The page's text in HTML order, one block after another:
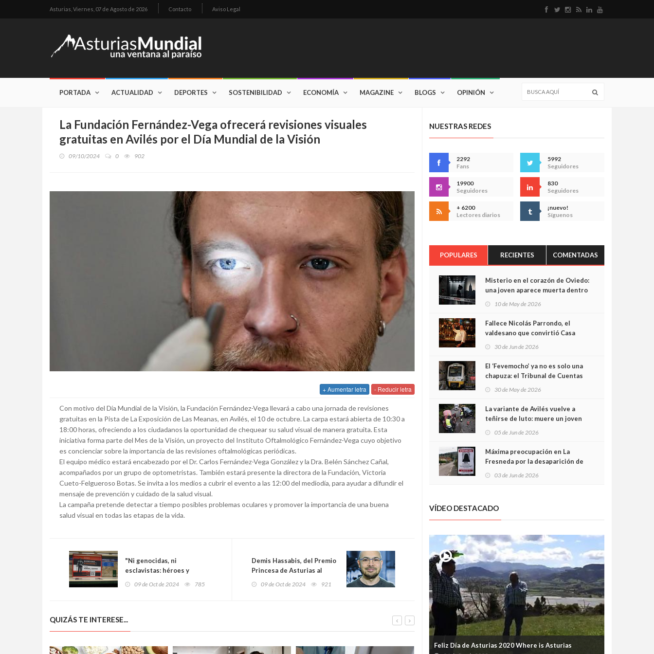
Asturias, Viernes, 07 de Agosto de 2026 Contacto Aviso Legal
PORTADA ACTUALIDAD DEPORTES SOSTENIBILIDAD ECONOMÍA MAGAZINE BLOGS OPINIÓN
La Fundación Fernández-Vega ofrecerá revisiones visuales
gratuitas en Avilés por el Día Mundial de la Visión
09/10/2024 0 902
+ Aumentar letra - Reducir letra
Con motivo del Día Mundial de la Visión, la Fundación Fernández-Vega llevará a cabo una jornada de revisiones
gratuitas en la Pista de La Exposición de Las Meanas, en Avilés, el 10 de octubre. La carpa estará abierta de 10:30 a
18:00 horas, ofreciendo a los ciudadanos la oportunidad de chequear su salud visual de manera gratuita. Esta
iniciativa forma parte del Mes de la Visión, un proyecto del Instituto Oftalmológico Fernández-Vega cuyo objetivo
es concienciar sobre la importancia de las revisiones oftalmológicas periódicas.
El equipo médico estará encabezado por el Dr. Carlos Fernández-Vega González y la Dra. Belén Sánchez Cañal,
acompañados por un grupo de optometristas. También estará presente la directora de la Fundación, Victoria
Cueto-Felgueroso Botas. Se invita a los medios a cubrir el evento a las 12:00 del mediodía, para ayudar a difundir el
mensaje de prevención y cuidado de la salud visual.
La campaña pretende detectar a tiempo posibles problemas oculares y promover la importancia de una buena
salud visual en todas las etapas de la vida.
"Ni genocidas, ni
esclavistas: héroes y
santos": la nueva campaña
09 de Oct de 2024 785
Demis Hassabis, del Premio
Princesa de Asturias al
Nobel de Química: el genio
09 de Oct de 2024 921
QUIZÁS TE INTERESE...
NUESTRAS REDES
2292
Fans
5992
Seguidores
19900
Seguidores
830
Seguidores
+ 6200
Lectores diarios
¡nuevo!
Síguenos
POPULARES RECIENTES COMENTADAS
Misterio en el corazón de Oviedo:
una joven aparece muerta dentro
cámaras captan sus últimos
minutos
10 de May de 2026
Fallece Nicolás Parrondo, el
valdesano que convirtió Casa
30 de Jun de 2026
El ‘Fevemocho’ ya no es solo una
chapuza: el Tribunal de Cuentas
sobrecoste de los trenes que no
cabían por los túneles
30 de May de 2026
La variante de Avilés vuelve a
teñirse de luto: muere un joven
05 de Jun de 2026
Máxima preocupación en La
Fresneda por la desaparición de
03 de Jun de 2026
VÍDEO DESTACADO
Feliz Día de Asturias 2020 Where is Asturias